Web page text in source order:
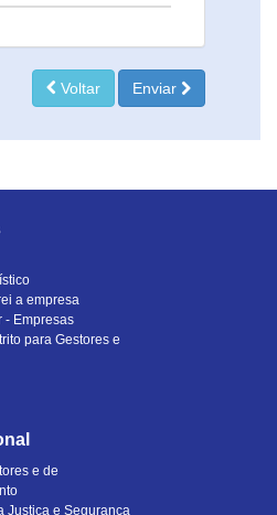
Voltar Enviar
a empresa
- Empresas
para Gestores e
e de
Justiça e Segurança